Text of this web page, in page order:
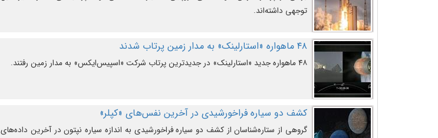
توجهی داشته‌اند.
۴۸ ماهواره «استارلینک» به مدار زمین پرتاب شدند
۴۸ ماهواره جدید «استارلینک» در جدیدترین پرتاب شرکت «اسپیس‌ایکس» به مدار زمین رفتند.
کشف دو سیاره فراخورشیدی در آخرین نفس‌های «کپلر»
گروهی از ستاره‌شناسان از کشف دو سیاره فراخورشیدی به اندازه سیاره نپتون در آخرین داده‌های